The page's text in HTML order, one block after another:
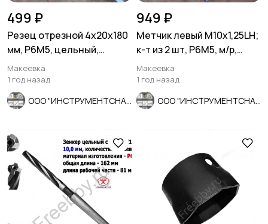
499 ₽
Резец отрезной 4х20х180
мм, Р6М5, цельный,
пластинчатый.
Макеевка
1 год назад
949 ₽
Метчик левый М10х1,25LH;
к-т из 2 шт, Р6М5, м/р,
80/24 мм, мелкий шаг
Макеевка
1 год назад